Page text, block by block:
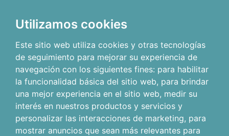
Utilizamos cookies
Este sitio web utiliza cookies y otras tecnologías
de seguimiento para mejorar su experiencia de
navegación con los siguientes fines: para habilitar
la funcionalidad básica del sitio web, para brindar
una mejor experiencia en el sitio web, medir su
interés en nuestros productos y servicios y
personalizar las interacciones de marketing, para
mostrar anuncios que sean más relevantes para